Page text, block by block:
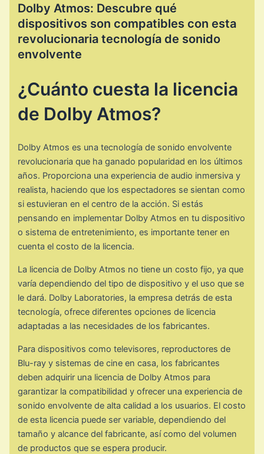
Dolby Atmos: Descubre qué
dispositivos son compatibles con esta
revolucionaria tecnología de sonido
envolvente
¿Cuánto cuesta la licencia
de Dolby Atmos?
Dolby Atmos es una tecnología de sonido envolvente
revolucionaria que ha ganado popularidad en los últimos
años. Proporciona una experiencia de audio inmersiva y
realista, haciendo que los espectadores se sientan como
si estuvieran en el centro de la acción. Si estás
pensando en implementar Dolby Atmos en tu dispositivo
o sistema de entretenimiento, es importante tener en
cuenta el costo de la licencia.
La licencia de Dolby Atmos no tiene un costo fijo, ya que
varía dependiendo del tipo de dispositivo y el uso que se
le dará. Dolby Laboratories, la empresa detrás de esta
tecnología, ofrece diferentes opciones de licencia
adaptadas a las necesidades de los fabricantes.
Para dispositivos como televisores, reproductores de
Blu-ray y sistemas de cine en casa, los fabricantes
deben adquirir una licencia de Dolby Atmos para
garantizar la compatibilidad y ofrecer una experiencia de
sonido envolvente de alta calidad a los usuarios. El costo
de esta licencia puede ser variable, dependiendo del
tamaño y alcance del fabricante, así como del volumen
de productos que se espera producir.